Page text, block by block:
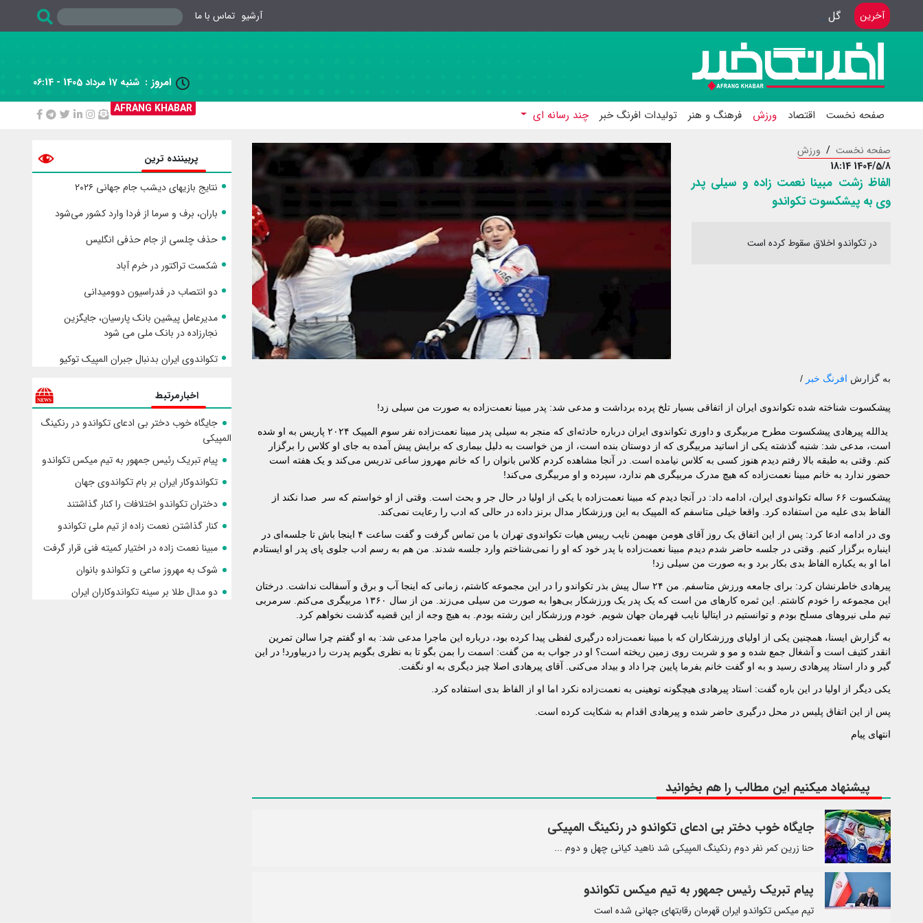
آخرین گل گهر در قرعه کشی لیگ ۲ آسیا شرکت می کند آرشیو تماس با ما
 امروز : شنبه 17 مرداد 1405 - 06:14
AFRANG KHABAR
صفحه نخست اقتصاد ورزش فرهنگ و هنر تولیدات افرنگ خبر چند رسانه ای
صفحه نخست
ورزش
1404/5/8 18:14
الفاظ زشت مبینا نعمت زاده و سیلی پدر
وی به پیشکسوت تکواندو
در تکواندو اخلاق سقوط کرده است
به گزارش افرنگ خبر /
پیشکسوت شناخته شده تکواندوی ایران از اتفاقی بسیار تلخ پرده برداشت و مدعی شد: پدر مبینا نعمت‌زاده به صورت من سیلی زد!
یدالله پیرهادی پیشکسوت مطرح مربیگری و داوری تکواندوی ایران درباره حادثه‌ای که منجر به سیلی پدر مبینا نعمت‌زاده نفر سوم المپیک ۲۰۲۴ پاریس به او شده
است، مدعی شد: شنبه گذشته یکی از اساتید مربیگری که از دوستان بنده است، از من خواست به دلیل بیماری که برایش پیش آمده به جای او کلاس را برگزار
کنم. وقتی به طبقه بالا رفتم دیدم هنوز کسی به کلاس نیامده است. در آنجا مشاهده کردم کلاس بانوان را که خانم مهروز ساعی تدریس می‌کند و یک هفته است
حضور ندارد به خانم مبینا نعمت‌زاده که هیچ مدرک مربیگری هم ندارد، سپرده و او مربیگری می‌کند!
پیشکسوت ۶۶ ساله تکواندوی ایران، ادامه داد: در آنجا دیدم که مبینا نعمت‌زاده با یکی از اولیا در حال جر و بحث است. وقتی از او خواستم که سر صدا نکند از
الفاظ بدی علیه من استفاده کرد. واقعا خیلی متاسفم که المپیک به این ورزشکار مدال برنز داده در حالی که ادب را رعایت نمی‌کند.
وی در ادامه ادعا کرد: پس از این اتفاق یک روز آقای هومن مهیمن نایب رییس هیات تکواندوی تهران با من تماس گرفت و گفت ساعت ۴ اینجا باش تا جلسه‌ای در
اینباره برگزار کنیم. وقتی در جلسه حاضر شدم دیدم مبینا نعمت‌زاده با پدر خود که او را نمی‌شناختم وارد جلسه شدند. من هم به رسم ادب جلوی پای پدر او ایستادم
اما او به یکباره الفاظ بدی بکار برد و به صورت من سیلی زد!
پیرهادی خاطرنشان کرد: برای جامعه ورزش متاسفم. من ۲۴ سال پیش بذر تکواندو را در این مجموعه کاشتم، زمانی که اینجا آب و برق و آسفالت نداشت. درختان
این مجموعه را خودم کاشتم. این ثمره کارهای من است که یک پدر یک ورزشکار بی‌هوا به صورت من سیلی می‌زند. من از سال ۱۳۶۰ مربیگری می‌کنم. سرمربی
تیم ملی نیروهای مسلح بودم و توانستیم در ایتالیا نایب قهرمان جهان شویم. خودم ورزشکار این رشته بودم. به هیچ وجه از این قضیه گذشت نخواهم کرد.
به گزارش ایسنا، همچنین یکی از اولیای ورزشکاران که با مبینا نعمت‌زاده درگیری لفظی پیدا کرده بود، درباره این ماجرا مدعی شد: به او گفتم چرا سالن تمرین
انقدر کثیف است و آشغال جمع شده و مو و شربت روی زمین ریخته است؟ او در جواب به من گفت: اسمت را بمن بگو تا به نظری بگویم پدرت را دربیاورد! در این
گیر و دار استاد پیرهادی رسید و به او گفت خانم بفرما پایین چرا داد و بیداد می‌کنی. آقای پیرهادی اصلا چیز دیگری به او نگفت.
یکی دیگر از اولیا در این باره گفت: استاد پیرهادی هیچگونه توهینی به نعمت‌زاده نکرد اما او از الفاظ بدی استفاده کرد.
پس از این اتفاق پلیس در محل درگیری حاضر شده و پیرهادی اقدام به شکایت کرده است.
انتهای پیام
پیشنهاد میکنیم این مطالب را هم بخوانید
جایگاه خوب دختر بی ادعای تکواندو در رنکینگ المپیکی
حنا زرین کمر نفر دوم رنکینگ المپیکی شد ناهید کیانی چهل و دوم ...
پیام تبریک رئیس جمهور به تیم میکس تکواندو
تیم میکس تکواندو ایران قهرمان رقابتهای جهانی شده است
پربیننده ترین
نتایج بازیهای دیشب جام جهانی ۲۰۲۶
باران، برف و سرما از فردا وارد کشور می‌شود
حذف چلسی از جام حذفی انگلیس
شکست تراکتور در خرم آباد
دو انتصاب در فدراسیون دوومیدانی
مدیرعامل پیشین بانک پارسیان، جایگزین
نجارزاده در بانک ملی می شود
تکواندوی ایران بدنبال جبران المپیک توکیو
اخبارمرتبط
جایگاه خوب دختر بی ادعای تکواندو در رنکینگ
المپیکی
پیام تبریک رئیس جمهور به تیم میکس تکواندو
تکواندوکار ایران بر بام تکواندوی جهان
دختران تکواندو اختلافات را کنار گذاشتند
کنار گذاشتن نعمت زاده از تیم ملی تکواندو
مبینا نعمت زاده در اختیار کمیته فنی قرار گرفت
شوک به مهروز ساعی و تکواندو بانوان
دو مدال طلا بر سینه تکواندوکاران ایران